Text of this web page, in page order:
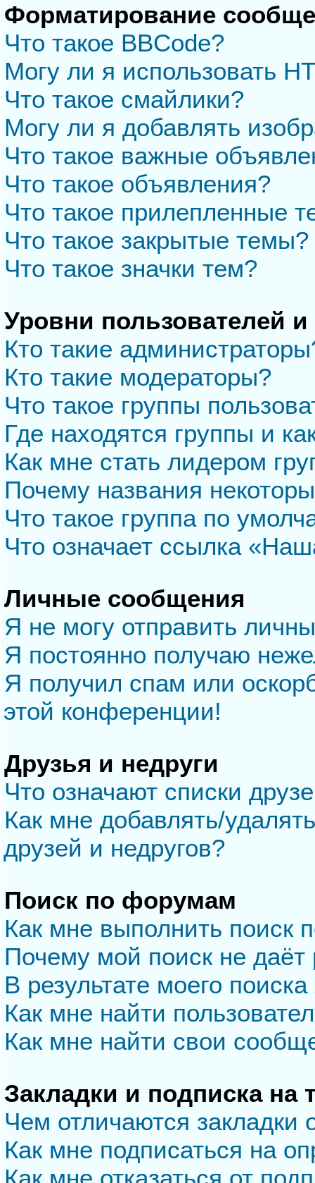
Форматирование
Что такое BBCode?
Могу ли я использовать
Что такое смайлики?
Могу ли я добавлять
Что такое важные
Что такое объявления?
Что такое прилепленные
Что такое закрытые темы?
Что такое значки тем?
Уровни пользователей
Кто такие
Кто такие модераторы?
Что такое группы
Где находятся группы и
Как мне стать лидером
Почему названия
Что такое группа по
Что означает ссылка
Личные сообщения
Я не могу отправить
Я постоянно получаю
Я получил спам или
этой конференции!
Друзья и недруги
Что означают списки
Как мне добавлять/
друзей и недругов?
Поиск по форумам
Как мне выполнить
Почему мой поиск не даёт
В результате моего
Как мне найти
Как мне найти свои
Закладки и подписка на
Чем отличаются закладки
Как мне подписаться на